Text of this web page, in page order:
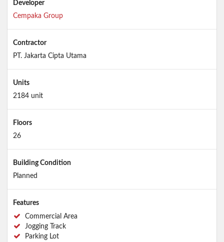
Developer
Cempaka Group
Contractor
PT. Jakarta Cipta Utama
Units
2184 unit
Floors
26
Building Condition
Planned
Features
Commercial Area
Jogging Track
Parking Lot